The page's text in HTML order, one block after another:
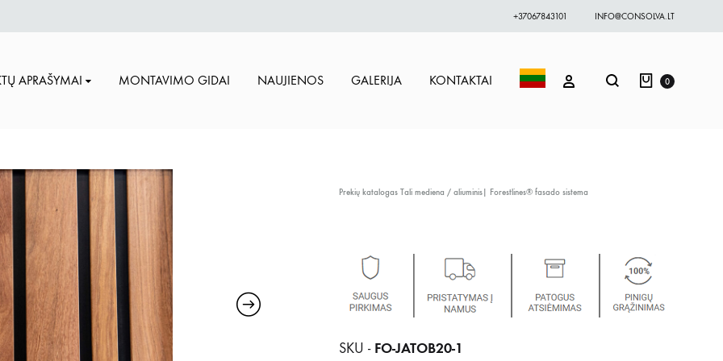
+37067843101 INFO@CONSOLVA.LT
APRAŠYMAI MONTAVIMO GIDAI NAUJIENOS GALERIJA KONTAKTAI PRISIJUNGTI
Paieška Krepšelis
0
Prekių katalogas Tali mediena / aliuminis| Forestlines® fasado sistema
SKU - FO-JATOB20-1